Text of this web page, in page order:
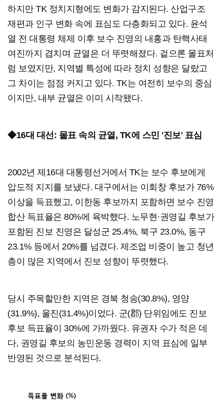
하지만 TK 정치지형에도 변화가 감지된다. 산업구조
재편과 인구 변화 속에 표심도 다층화되고 있다. 윤석
열 전 대통령 체제 이후 보수 진영의 내홍과 탄핵사태
여진까지 겹치며 균열은 더 뚜렷해졌다. 겉으론 몰표처
럼 보였지만, 지역별 특성에 따라 정치 성향은 달랐고
그 차이는 점점 커지고 있다. TK는 여전히 보수의 중심
이지만, 내부 균열은 이미 시작됐다.
◆16대 대선: 몰표 속의 균열, TK에 스민 '진보' 표심
2002년 제16대 대통령선거에서 TK는 보수 후보에게
압도적 지지를 보냈다. 대구에서는 이회창 후보가 76%
이상을 득표했고, 이한동 후보까지 포함하면 보수 진영
합산 득표율은 80%에 육박했다. 노무현·권영길 후보가
포함된 진보 진영은 달성군 25.4%, 북구 23.0%, 동구
23.1% 등에서 20%를 넘겼다. 제조업 비중이 높고 청년
층이 많은 지역에서 진보 성향이 뚜렷했다.
당시 주목할만한 지역은 경북 청송(30.8%), 영양
(31.9%), 울진(31.4%)이었다. 군(郡) 단위임에도 진보
후보 득표율이 30%에 가까웠다. 유권자 수가 적은 데
다, 권영길 후보의 농민운동 경력이 지역 표심에 일부
반영된 것으로 분석된다.